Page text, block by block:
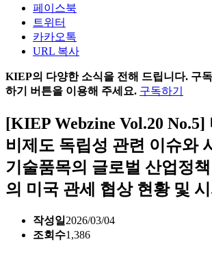
페이스북
트위터
카카오톡
URL 복사
KIEP의 다양한 소식을 전해 드립니다. 구
하기 버튼을 이용해 주세요. 구독하기
[KIEP Webzine Vol.20 No.5]
비제도 독립성 관련 이슈와
기술품목의 글로벌 산업정
의 미국 관세 협상 현황 및 시
작성일 2026/03/04
조회수1,386